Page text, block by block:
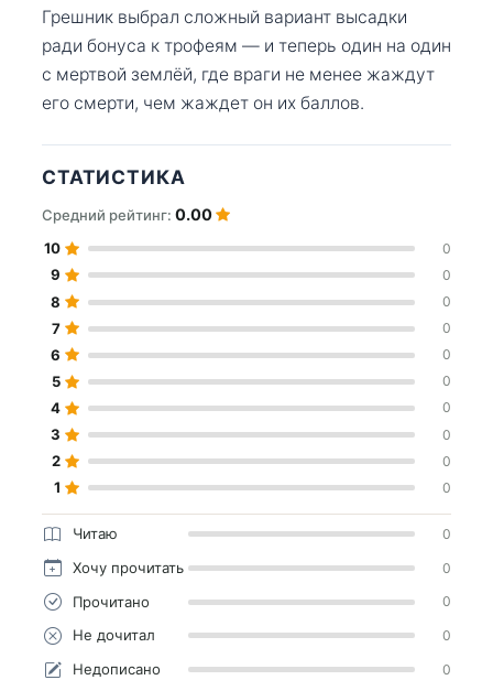
Грешник выбрал сложный вариант высадки
ради бонуса к трофеям — и теперь один на один
с мертвой землёй, где враги не менее жаждут
его смерти, чем жаждет он их баллов.
СТАТИСТИКА
Средний рейтинг: 0.00
10 0
9 0
8 0
7 0
6 0
5 0
4 0
3 0
2 0
1 0
Читаю 0
Хочу прочитать 0
Прочитано 0
Не дочитал 0
Недописано 0